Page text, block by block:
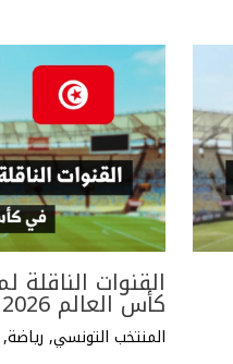
القنوات الناقلة
كأس العالم 2026 والموعد والمعلقين
المنتخب التونسي, رياضة,